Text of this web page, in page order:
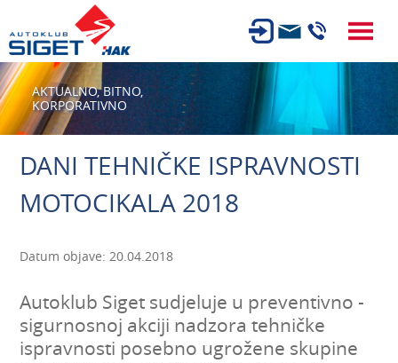
ČLANSTVO
TEHNIČKI PREGLED
AUTOSERVIS
USLUGE
KARIJERA
AUTOŠKOLA
AKTUALNO,BITNO,
KORPORATIVNO
DANI TEHNIČKE ISPRAVNOSTI
MOTOCIKALA 2018
Datum objave: 20.04.2018
Autoklub Siget sudjeluje u preventivno -
sigurnosnoj akciji nadzora tehničke
ispravnosti posebno ugrožene skupine